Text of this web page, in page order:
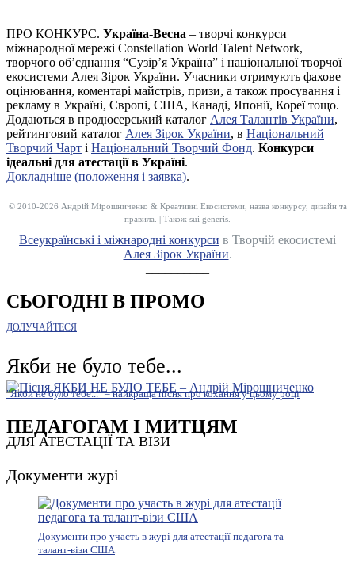
ПРО КОНКУРС. Україна-Весна – творчі конкурси
міжнародної мережі Constellation World Talent Network,
творчого об’єднання “Сузір’я Україна” і національної творчої
екосистеми Алея Зірок України. Учасники отримують фахове
оцінювання, коментарі майстрів, призи, а також просування і
рекламу в Україні, Європі, США, Канаді, Японії, Кореї тощо.
Додаються в продюсерський каталог Алея Талантів України,
рейтинговий каталог Алея Зірок України, в Національний
Творчий Чарт і Національний Творчий Фонд. Конкурси
ідеальні для атестації в Україні.
Докладніше (положення і заявка).
© 2010-2026 Андрій Мірошниченко & Креативні Екосистеми, назва конкурсу, дизайн та
правила. | Також sui generis.
Всеукраїнські і міжнародні конкурси в Творчій екосистемі
Алея Зірок України.
СЬОГОДНІ В ПРОМО
ДОЛУЧАЙТЕСЯ
Якби не було тебе...
"Якби не було тебе..." – найкраща пісня про кохання у цьому році
ПЕДАГОГАМ І МИТЦЯМ
ДЛЯ АТЕСТАЦІЇ ТА ВІЗИ
Документи журі
Документи про участь в журі для атестації педагога та
талант-візи США